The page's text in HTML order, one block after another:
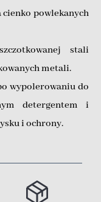
cienko powlekanych
stali
metali.
wypolerowaniu do
detergentem i
i ochrony.